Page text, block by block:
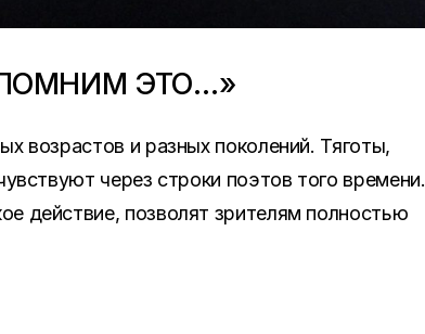
ЭТО…»
возрастов и разных поколений. Тяготы,
через строки поэтов того времени.
действие, позволят зрителям полностью